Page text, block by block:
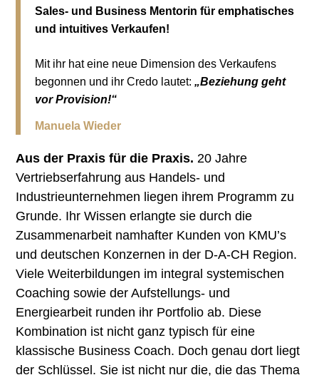
Sales- und Business Mentorin für emphatisches
und intuitives Verkaufen!
Mit ihr hat eine neue Dimension des Verkaufens
begonnen und ihr Credo lautet: „Beziehung geht
vor Provision!“
Manuela Wieder
Aus der Praxis für die Praxis. 20 Jahre
Vertriebserfahrung aus Handels- und
Industrieunternehmen liegen ihrem Programm zu
Grunde. Ihr Wissen erlangte sie durch die
Zusammenarbeit namhafter Kunden von KMU’s
und deutschen Konzernen in der D-A-CH Region.
Viele Weiterbildungen im integral systemischen
Coaching sowie der Aufstellungs- und
Energiearbeit runden ihr Portfolio ab. Diese
Kombination ist nicht ganz typisch für eine
klassische Business Coach. Doch genau dort liegt
der Schlüssel. Sie ist nicht nur die, die das Thema